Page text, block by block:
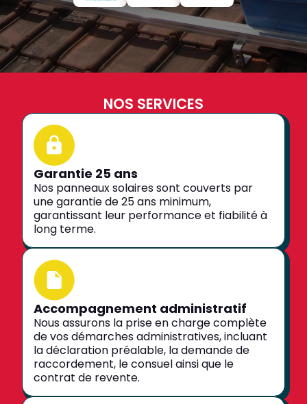
NOS SERVICES
Garantie 25 ans
Nos panneaux solaires sont couverts par
une garantie de 25 ans minimum,
garantissant leur performance et fiabilité à
long terme.
Accompagnement administratif
Nous assurons la prise en charge complète
de vos démarches administratives, incluant
la déclaration préalable, la demande de
raccordement, le consuel ainsi que le
contrat de revente.